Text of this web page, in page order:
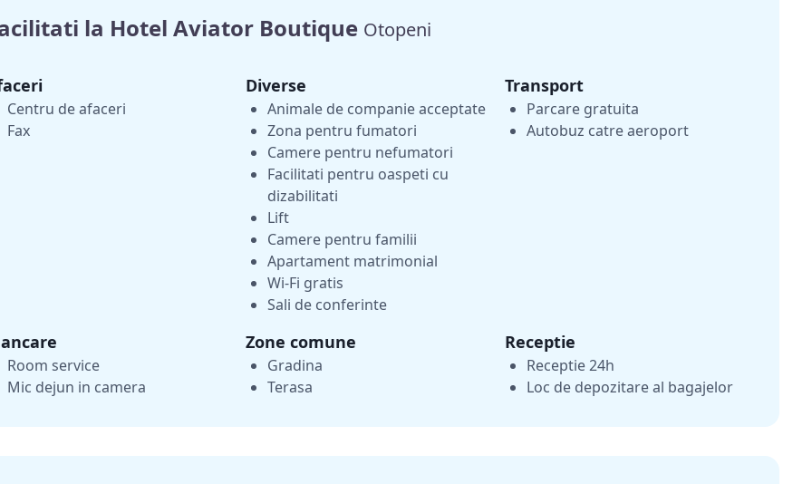
la Hotel Aviator Boutique Otopeni
Centru de afaceri
Fax
Diverse
Animale de companie acceptate
Zona pentru fumatori
Camere pentru nefumatori
Facilitati pentru oaspeti cu
dizabilitati
Lift
Camere pentru familii
Apartament matrimonial
Wi-Fi gratis
Sali de conferinte
Transport
Parcare gratuita
Autobuz catre aeroport
Room service
Mic dejun in camera
Zone comune
Gradina
Terasa
Receptie
Receptie 24h
Loc de depozitare al bagajelor